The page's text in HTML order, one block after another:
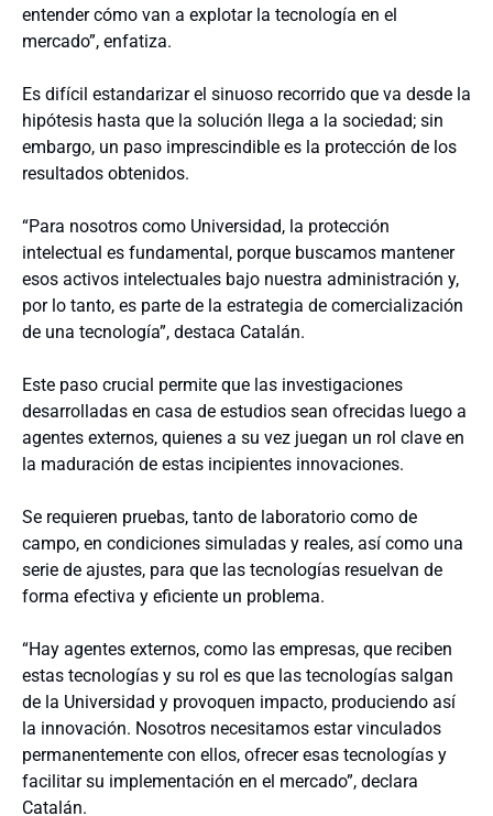
entender cómo van a explotar la tecnología en el
mercado”, enfatiza.
Es difícil estandarizar el sinuoso recorrido que va desde la
hipótesis hasta que la solución llega a la sociedad; sin
embargo, un paso imprescindible es la protección de los
resultados obtenidos.
“Para nosotros como Universidad, la protección
intelectual es fundamental, porque buscamos mantener
esos activos intelectuales bajo nuestra administración y,
por lo tanto, es parte de la estrategia de comercialización
de una tecnología”, destaca Catalán.
Este paso crucial permite que las investigaciones
desarrolladas en casa de estudios sean ofrecidas luego a
agentes externos, quienes a su vez juegan un rol clave en
la maduración de estas incipientes innovaciones.
Se requieren pruebas, tanto de laboratorio como de
campo, en condiciones simuladas y reales, así como una
serie de ajustes, para que las tecnologías resuelvan de
forma efectiva y eficiente un problema.
“Hay agentes externos, como las empresas, que reciben
estas tecnologías y su rol es que las tecnologías salgan
de la Universidad y provoquen impacto, produciendo así
la innovación. Nosotros necesitamos estar vinculados
permanentemente con ellos, ofrecer esas tecnologías y
facilitar su implementación en el mercado”, declara
Catalán.